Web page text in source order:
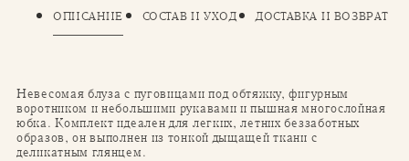
ОПИСАНИЕ СОСТАВ И УХОД ДОСТАВКА И ВОЗВРАТ
Невесомая блуза с пуговицами под обтяжку, фигурным
воротником и небольшими рукавами и пышная многослойная
юбка. Комплект идеален для легких, летних беззаботных
образов, он выполнен из тонкой дыщащей ткани с
деликатным глянцем.